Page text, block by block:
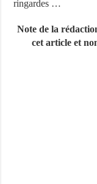
ringardes …
Note de la
cet article et